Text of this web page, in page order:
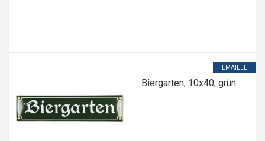
EMAILLE
Biergarten, 10x40, grün